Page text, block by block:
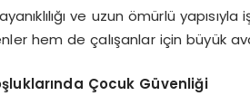
ve uzun ömürlü
hem de çalışanlar için büyük
Çocuk Güvenliği